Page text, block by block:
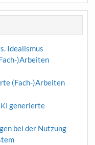
Idealismus
)Arbeiten
(Fach-)Arbeiten
KI generierte
bei der Nutzung